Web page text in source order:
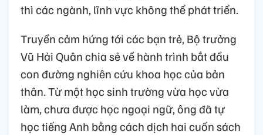
thì các ngành, lĩnh vực không thể phát triển.
Truyền cảm hứng tới các bạn trẻ, Bộ trưởng
Vũ Hải Quân chia sẻ về hành trình bắt đầu
con đường nghiên cứu khoa học của bản
thân. Từ một học sinh trường vừa học vừa
làm, chưa được học ngoại ngữ, ông đã tự
học tiếng Anh bằng cách dịch hai cuốn sách